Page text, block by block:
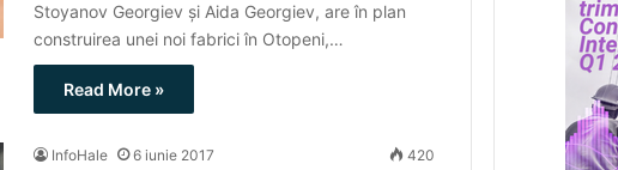
Stoyanov Georgiev și Aida Georgiev, are în plan
construirea unei noi fabrici în Otopeni,…
Read More »
InfoHale 6 iunie 2017 420